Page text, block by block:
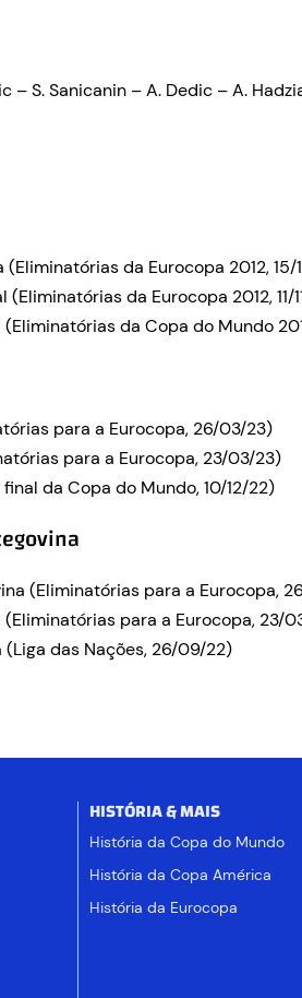
– S. Sanicanin – A. Dedic – A.
da Eurocopa 2012, 15/
da Eurocopa 2012, 11/
da Copa do Mundo
para a Eurocopa, 26/03/23)
para a Eurocopa, 23/03/23)
da Copa do Mundo, 10/12/22)
(Eliminatórias para a Eurocopa,
para a Eurocopa, 23/
(Liga das Nações, 26/09/22)
HISTÓRIA & MAIS
História da Copa do Mundo
História da Copa América
História da Eurocopa